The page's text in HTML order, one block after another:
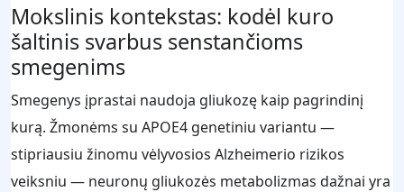
Mokslinis kontekstas: kodėl kuro
šaltinis svarbus senstančioms
smegenims
Smegenys įprastai naudoja gliukozę kaip pagrindinį
kurą. Žmonėms su APOE4 genetiniu variantu —
stipriausiu žinomu vėlyvosios Alzheimerio rizikos
veiksniu — neuronų gliukozės metabolizmas dažnai yra